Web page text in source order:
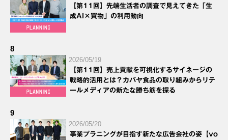
【第11回】先端生活者の調査で見えてきた「生
成AI×買物」の利用動向
8
2026/05/19
【第11回】売上貢献を可視化するサイネージの
戦略的活用とは？カバヤ食品の取り組みからリテ
ールメディアの新たな勝ち筋を探る
9
2026/05/20
事業プラニングが目指す新たな広告会社の姿【vo